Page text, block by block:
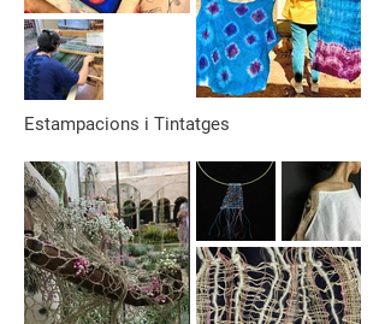
Estampacions i Tintatges